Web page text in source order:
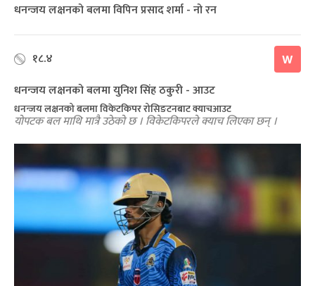
धनन्जय लक्षनको बलमा विपिन प्रसाद शर्मा - नो रन
१८.४ W
धनन्जय लक्षनको बलमा युनिश सिंह ठकुरी - आउट
धनन्जय लक्षनको बलमा विकेटकिपर रोसिङटनबाट क्याचआउट
योपटक बल माथि मात्रै उठेको छ । विकेटकिपरले क्याच लिएका छन् ।